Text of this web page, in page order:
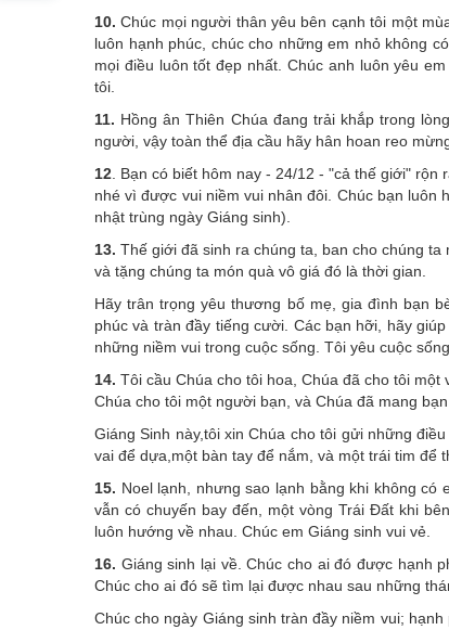
10. Chúc mọi người thân yêu bên cạnh tôi một
luôn hạnh phúc, chúc cho những em nhỏ không
mọi điều luôn tốt đẹp nhất. Chúc anh luôn yêu
tôi.
11. Hồng ân Thiên Chúa đang trải khắp trong
người, vậy toàn thể địa cầu hãy hân hoan reo
12. Bạn có biết hôm nay - 24/12 - "cả thế giới"
nhé vì được vui niềm vui nhân đôi. Chúc bạn
nhật trùng ngày Giáng sinh).
13. Thế giới đã sinh ra chúng ta, ban cho chúng
và tặng chúng ta món quà vô giá đó là thời gian.
Hãy trân trọng yêu thương bố mẹ, gia đình bạn
phúc và tràn đầy tiếng cười. Các bạn hỡi, hãy
những niềm vui trong cuộc sống. Tôi yêu cuộc
14. Tôi cầu Chúa cho tôi hoa, Chúa đã cho tôi
Chúa cho tôi một người bạn, và Chúa đã mang
Giáng Sinh này,tôi xin Chúa cho tôi gửi những
vai để dựa,một bàn tay để nắm, và một trái tim để
15. Noel lạnh, nhưng sao lạnh bằng khi không
vẫn có chuyến bay đến, một vòng Trái Đất khi
luôn hướng về nhau. Chúc em Giáng sinh vui vẻ.
16. Giáng sinh lại về. Chúc cho ai đó được hạnh
Chúc cho ai đó sẽ tìm lại được nhau sau những
Chúc cho ngày Giáng sinh tràn đầy niềm vui;